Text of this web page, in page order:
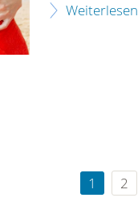
Weiterlesen
1
2